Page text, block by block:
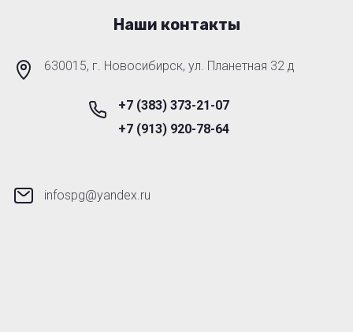
Наши контакты
630015, г. Новосибирск, ул. Планетная 32 д
+7 (383) 373-21-07
+7 (913) 920-78-64
infospg@yandex.ru